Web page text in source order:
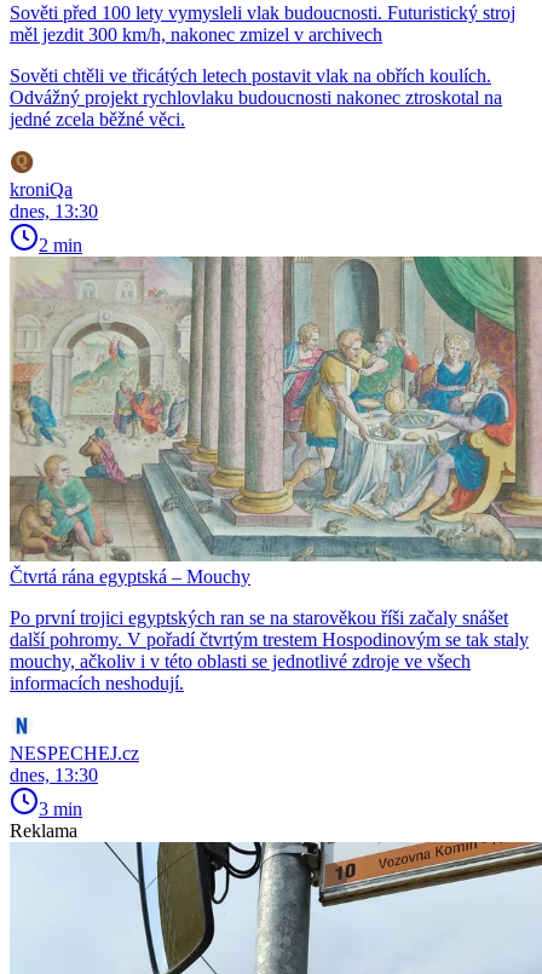
Sověti před 100 lety vymysleli vlak budoucnosti. Futuristický stroj
měl jezdit 300 km/h, nakonec zmizel v archivech
Sověti chtěli ve třicátých letech postavit vlak na obřích koulích.
Odvážný projekt rychlovlaku budoucnosti nakonec ztroskotal na
jedné zcela běžné věci.
kroniQa
dnes, 13:30
2 min
Čtvrtá rána egyptská – Mouchy
Po první trojici egyptských ran se na starověkou říši začaly snášet
další pohromy. V pořadí čtvrtým trestem Hospodinovým se tak staly
mouchy, ačkoliv i v této oblasti se jednotlivé zdroje ve všech
informacích neshodují.
NESPECHEJ.cz
dnes, 13:30
3 min
Reklama